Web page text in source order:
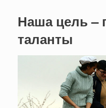
Наша цель –
таланты